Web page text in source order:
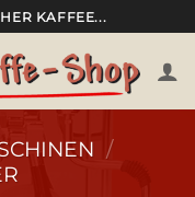
KAFFEE...
/